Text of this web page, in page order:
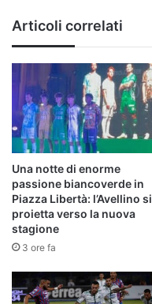
Articoli correlati
Una notte di enorme
passione biancoverde in
Piazza Libertà: l’Avellino si
proietta verso la nuova
stagione
3 ore fa